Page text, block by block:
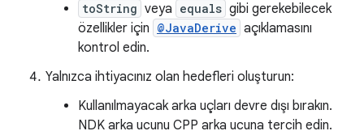
toString veya equals gibi gerekebilecek
özellikler için @JavaDerive açıklamasını
kontrol edin.
Yalnızca ihtiyacınız olan hedefleri oluşturun:
Kullanılmayacak arka uçları devre dışı bırakın.
NDK arka ucunu CPP arka ucuna tercih edin.